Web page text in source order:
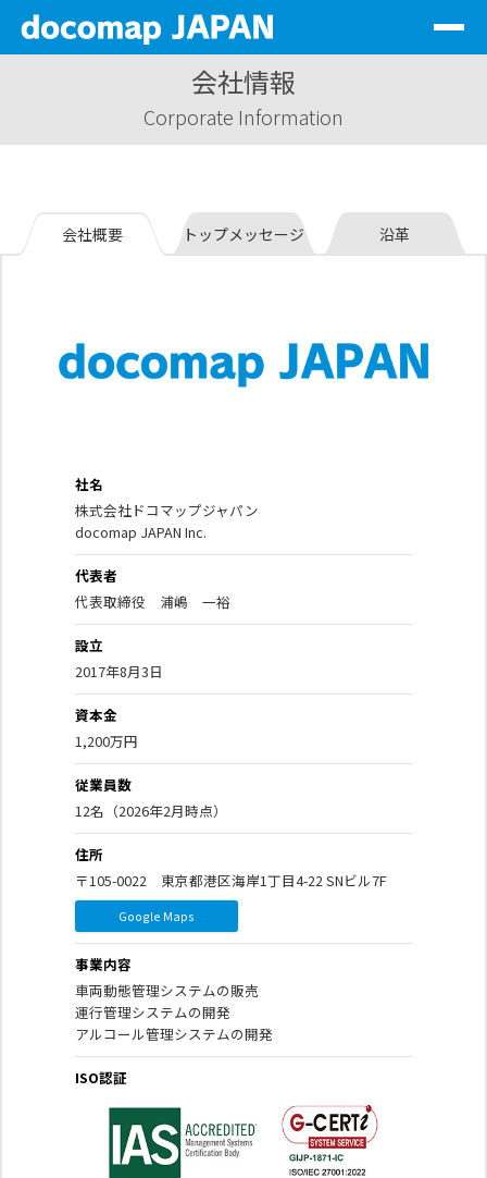
サステナビリティ
日本語
English
会社情報
Corporate Information
会社概要 トップメッセージ 沿革
社名
株式会社ドコマップジャパン
docomap JAPAN Inc.
代表者
代表取締役 浦嶋 一裕
設立
2017年8月3日
資本金
1,200万円
従業員数
12名（2026年2月時点）
住所
〒105-0022 東京都港区海岸1丁目4-22 SNビル7F
Google Maps
事業内容
車両動態管理システムの販売
運行管理システムの開発
アルコール管理システムの開発
ISO認証